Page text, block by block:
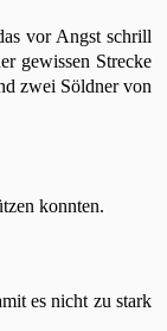
vor Angst schrill
gewissen Strecke
zwei Söldner von
konnten.
es nicht zu stark